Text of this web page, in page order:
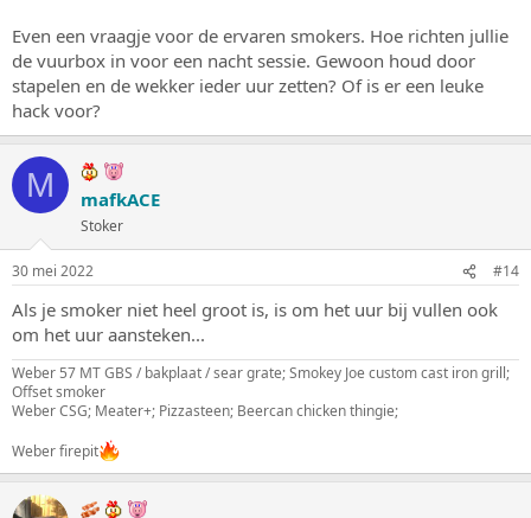
Even een vraagje voor de ervaren smokers. Hoe richten jullie
de vuurbox in voor een nacht sessie. Gewoon houd door
stapelen en de wekker ieder uur zetten? Of is er een leuke
hack voor?
M mafkACE
Stoker
30 mei 2022 #14
Als je smoker niet heel groot is, is om het uur bij vullen ook
om het uur aansteken...
Weber 57 MT GBS / bakplaat / sear grate; Smokey Joe custom cast iron grill;
Offset smoker
Weber CSG; Meater+; Pizzasteen; Beercan chicken thingie;
Weber firepit